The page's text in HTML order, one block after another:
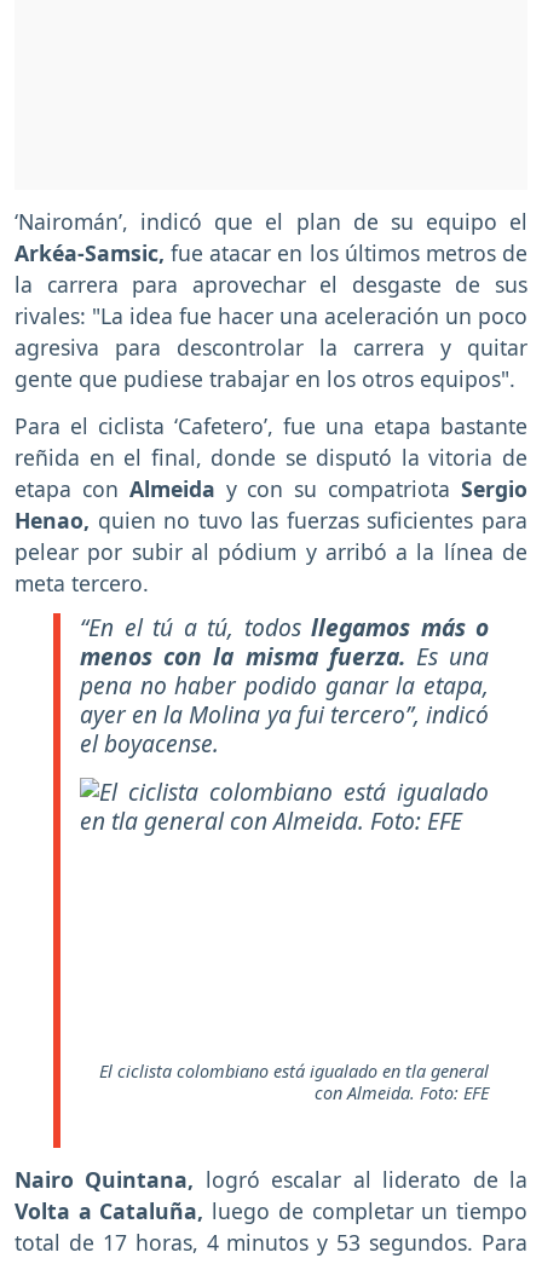
‘Nairomán’, indicó que el plan de su equipo el
Arkéa-Samsic, fue atacar en los últimos metros de
la carrera para aprovechar el desgaste de sus
rivales: "La idea fue hacer una aceleración un poco
agresiva para descontrolar la carrera y quitar
gente que pudiese trabajar en los otros equipos".
Para el ciclista ‘Cafetero’, fue una etapa bastante
reñida en el final, donde se disputó la vitoria de
etapa con Almeida y con su compatriota Sergio
Henao, quien no tuvo las fuerzas suficientes para
pelear por subir al pódium y arribó a la línea de
meta tercero.
“En el tú a tú, todos llegamos más o
menos con la misma fuerza. Es una
pena no haber podido ganar la etapa,
ayer en la Molina ya fui tercero”, indicó
el boyacense.
El ciclista colombiano está igualado en tla general
con Almeida. Foto: EFE
Nairo Quintana, logró escalar al liderato de la
Volta a Cataluña, luego de completar un tiempo
total de 17 horas, 4 minutos y 53 segundos. Para